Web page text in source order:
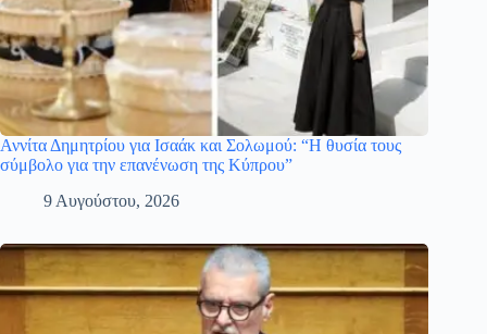
Αννίτα Δημητρίου για Ισαάκ και Σολωμού: “Η θυσία τους
σύμβολο για την επανένωση της Κύπρου”
9 Αυγούστου, 2026